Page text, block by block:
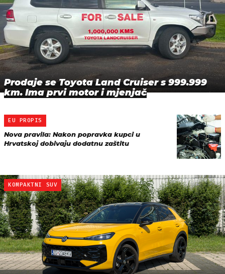
Prodaje se Toyota Land Cruiser s 999.999
km. Ima prvi motor i mjenjač
EU PROPIS
Nova pravila: Nakon popravka kupci u
Hrvatskoj dobivaju dodatnu zaštitu
KOMPAKTNI SUV